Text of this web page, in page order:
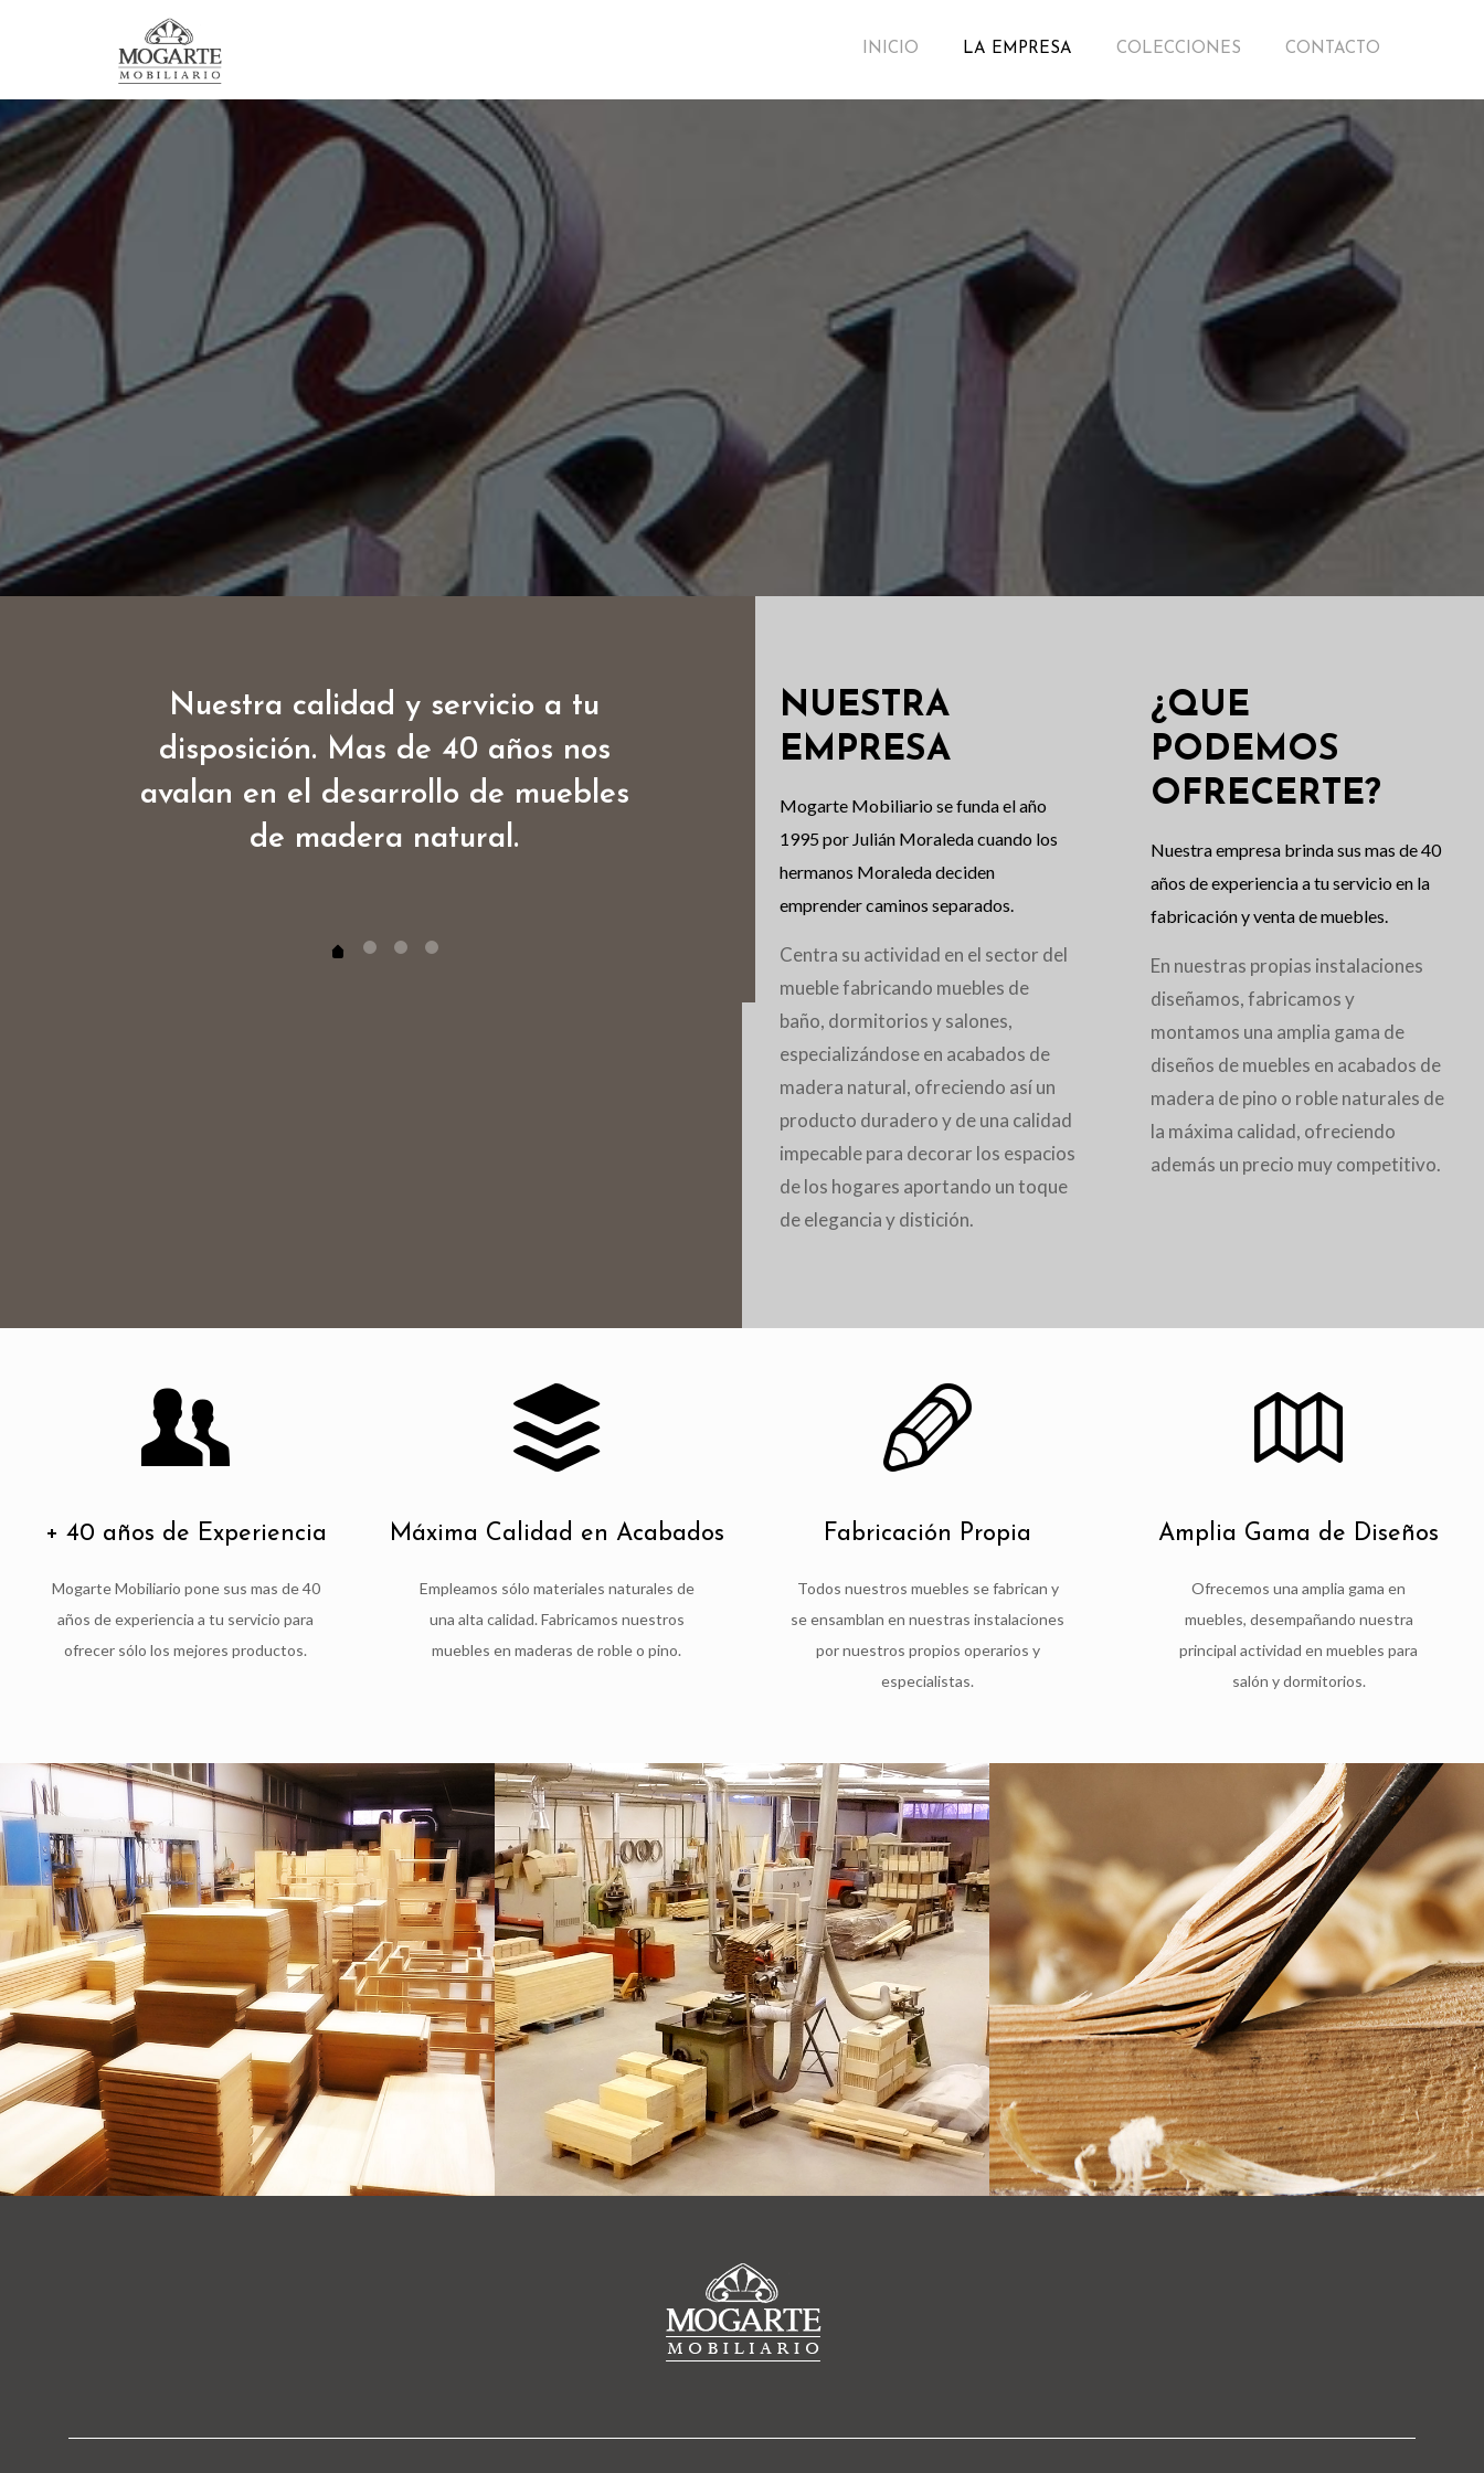
INICIO LA EMPRESA COLECCIONES CONTACTO
Nuestra calidad y servicio a tu
disposición. Mas de 40 años nos
avalan en el desarrollo de muebles
de madera natural.
Creamos la mejor solución que se
adapte a su espacio. Tu hogar
tendrá un acabado acogedor
ayudándote a cubrir tus
necesidades.
NUESTRA
EMPRESA
Mogarte Mobiliario se funda el año
1995 por Julián Moraleda cuando los
hermanos Moraleda deciden
emprender caminos separados.
Centra su actividad en el sector del
mueble fabricando muebles de
baño, dormitorios y salones,
especializándose en acabados de
madera natural, ofreciendo así un
producto duradero y de una calidad
impecable para decorar los espacios
de los hogares aportando un toque
de elegancia y distición.
¿QUE
PODEMOS
OFRECERTE?
Nuestra empresa brinda sus mas de 40
años de experiencia a tu servicio en la
fabricación y venta de muebles.
En nuestras propias instalaciones
diseñamos, fabricamos y
montamos una amplia gama de
diseños de muebles en acabados de
madera de pino o roble naturales de
la máxima calidad, ofreciendo
además un precio muy competitivo.
+ 40 años de Experiencia
Mogarte Mobiliario pone sus mas de 40
años de experiencia a tu servicio para
ofrecer sólo los mejores productos.
Máxima Calidad en Acabados
Empleamos sólo materiales naturales de
una alta calidad. Fabricamos nuestros
muebles en maderas de roble o pino.
Fabricación Propia
Todos nuestros muebles se fabrican y
se ensamblan en nuestras instalaciones
por nuestros propios operarios y
especialistas.
Amplia Gama de Diseños
Ofrecemos una amplia gama en
muebles, desempañando nuestra
principal actividad en muebles para
salón y dormitorios.